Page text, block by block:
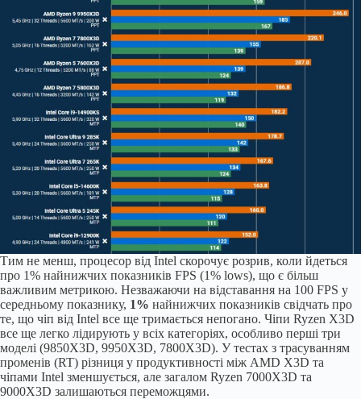
Тим не менш, процесор від Intel скорочує розрив, коли йдеться
про 1% найнижчих показників FPS (1% lows), що є більш
важливим метрикою. Незважаючи на відставання на 100 FPS у
середньому показнику, 1% найнижчих показників свідчать про
те, що чіп від Intel все ще тримається непогано. Чіпи Ryzen X3D
все ще легко лідирують у всіх категоріях, особливо перші три
моделі (9850X3D, 9950X3D, 7800X3D). У тестах з трасуванням
променів (RT) різниця у продуктивності між AMD X3D та
чіпами Intel зменшується, але загалом Ryzen 7000X3D та
9000X3D залишаються переможцями.